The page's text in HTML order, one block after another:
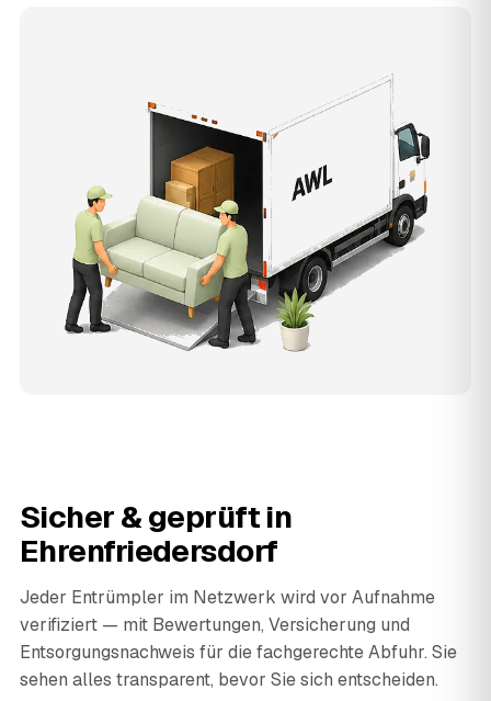
Sicher & geprüft in
Ehrenfriedersdorf
Jeder Entrümpler im Netzwerk wird vor Aufnahme
verifiziert — mit Bewertungen, Versicherung und
Entsorgungsnachweis für die fachgerechte Abfuhr. Sie
sehen alles transparent, bevor Sie sich entscheiden.